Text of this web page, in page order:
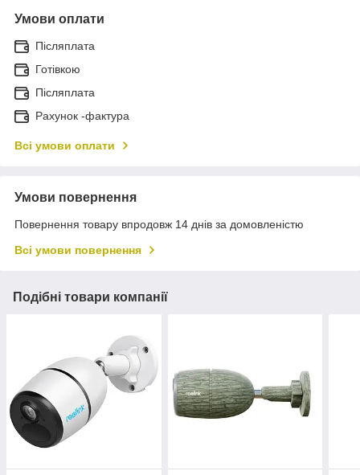
Умови оплати
Післяплата
Готівкою
Післяплата
Рахунок -фактура
Всі умови оплати
Умови повернення
Повернення товару впродовж 14 днів за домовленістю
Всі умови повернення
Подібні товари компанії